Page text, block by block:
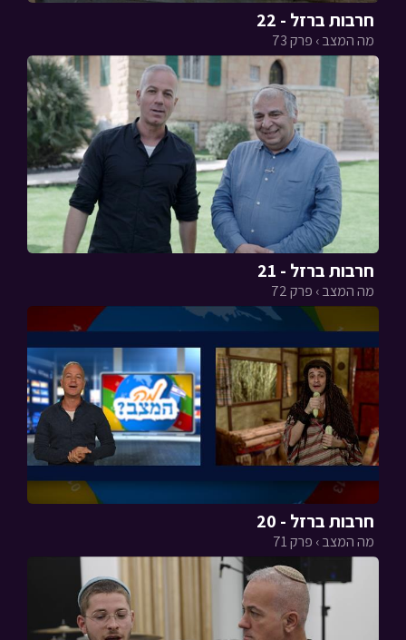
חרבות ברזל - 22
מה המצב › פרק 73
חרבות ברזל - 21
מה המצב › פרק 72
חרבות ברזל - 20
מה המצב › פרק 71